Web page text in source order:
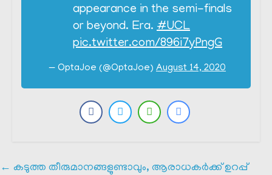
appearance in the semi-finals
or beyond. Era. #UCL
pic.twitter.com/896i7yPngG
— OptaJoe (@OptaJoe) August 14, 2020
← കടുത്ത തീരുമാനങ്ങളുണ്ടാവും, ആരാധകർക്ക് ഉറപ്പ്